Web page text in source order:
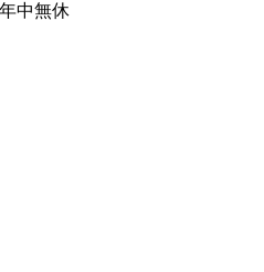
中無休